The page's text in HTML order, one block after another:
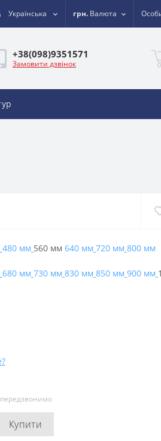
Українська грн. Валюта
+38(098)9351571
Замовити дзвінок
Купити
480 мм 560 мм 640 мм 720 мм 800 мм
680 мм 730 мм 830 мм 850 мм 900 мм